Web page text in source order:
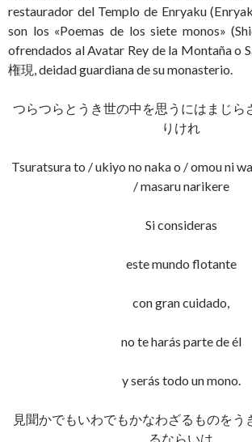
restaurador del Templo de Enryaku
son los «Poemas de los siete monos»
ofrendados al Avatar Rey de la Montaña o
権現, deidad guardiana de su monasterio.
つらつらとうき世の中を思うにはまじら
りけれ
Tsuratsura to / ukiyo no naka o / omou ni
/ masaru narikere
Si consideras
este mundo flotante
con gran cuidado,
no te harás parte de él
y serás todo un mono.
見聞かでもいわでもかなわざるものをう
るならいは